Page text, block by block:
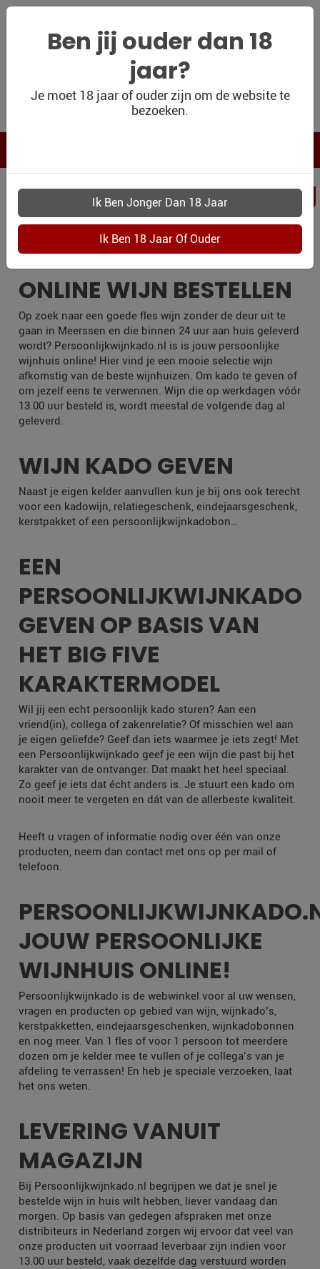
WIJNSHOP
WIJN BLOG
WIJN OUTLET
PERSOONLIJK-
WIJN-
KADOBON
CONTACT
Ben jij ouder dan 18
jaar?
Je moet 18 jaar of ouder zijn om de website te
bezoeken.
MEERSSEN
ONLINE WIJN BESTELLEN
Op zoek naar een goede fles wijn zonder de deur uit te
gaan in Meerssen en die binnen 24 uur aan huis geleverd
wordt? Persoonlijkwijnkado.nl is is jouw persoonlijke
wijnhuis online! Hier vind je een mooie selectie wijn
afkomstig van de beste wijnhuizen. Om kado te geven of
om jezelf eens te verwennen. Wijn die op werkdagen vóór
13.00 uur besteld is, wordt meestal de volgende dag al
geleverd.
WIJN KADO GEVEN
Naast je eigen kelder aanvullen kun je bij ons ook terecht
voor een kadowijn, relatiegeschenk, eindejaarsgeschenk,
kerstpakket of een persoonlijkwijnkadobon…
EEN
PERSOONLIJKWIJNKADO
GEVEN OP BASIS VAN
HET BIG FIVE
KARAKTERMODEL
Wil jij een echt persoonlijk kado sturen? Aan een
vriend(in), collega of zakenrelatie? Of misschien wel aan
je eigen geliefde? Geef dan iets waarmee je iets zegt! Met
een Persoonlijkwijnkado geef je een wijn die past bij het
karakter van de ontvanger. Dat maakt het heel speciaal.
Zo geef je iets dat écht anders is. Je stuurt een kado om
nooit meer te vergeten en dát van de allerbeste kwaliteit.
Heeft u vragen of informatie nodig over één van onze
producten, neem dan contact met ons op per mail of
telefoon.
JOUW PERSOONLIJKE
WIJNHUIS ONLINE!
Persoonlijkwijnkado is de webwinkel voor al uw wensen,
vragen en producten op gebied van wijn, wijnkado’s,
kerstpakketten, eindejaarsgeschenken, wijnkadobonnen
en nog meer. Van 1 fles of voor 1 persoon tot meerdere
dozen om je kelder mee te vullen of je collega’s van je
afdeling te verrassen! En heb je speciale verzoeken, laat
het ons weten.
LEVERING VANUIT
MAGAZIJN
Bij Persoonlijkwijnkado.nl begrijpen we dat je snel je
bestelde wijn in huis wilt hebben, liever vandaag dan
morgen. Op basis van gedegen afspraken met onze
distribiteurs in Nederland zorgen wij ervoor dat veel van
onze producten uit voorraad leverbaar zijn indien voor
13.00 uur besteld, vaak dezelfde dag verstuurd worden